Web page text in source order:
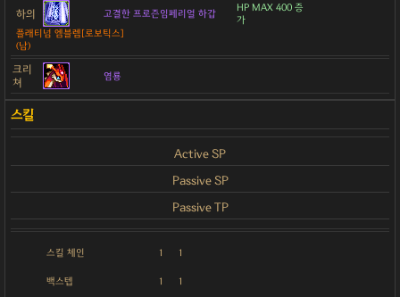
하의 고결한 프로즌임페리얼 하갑
HP MAX 400 증
가
플래티넘 엠블렘[로보틱스]
(남)
크리
쳐
염룡
Active SP
Passive SP
Passive TP
스킬 체인 1 1
백스텝 1 1